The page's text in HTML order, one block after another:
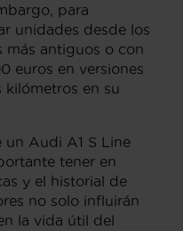
para
unidades desde los
más antiguos o con
euros en versiones
kilómetros en su
Audi A1 S Line
tener en
y el historial de
no solo influirán
la vida útil del